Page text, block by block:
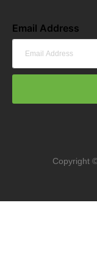
Email Address
Copyright